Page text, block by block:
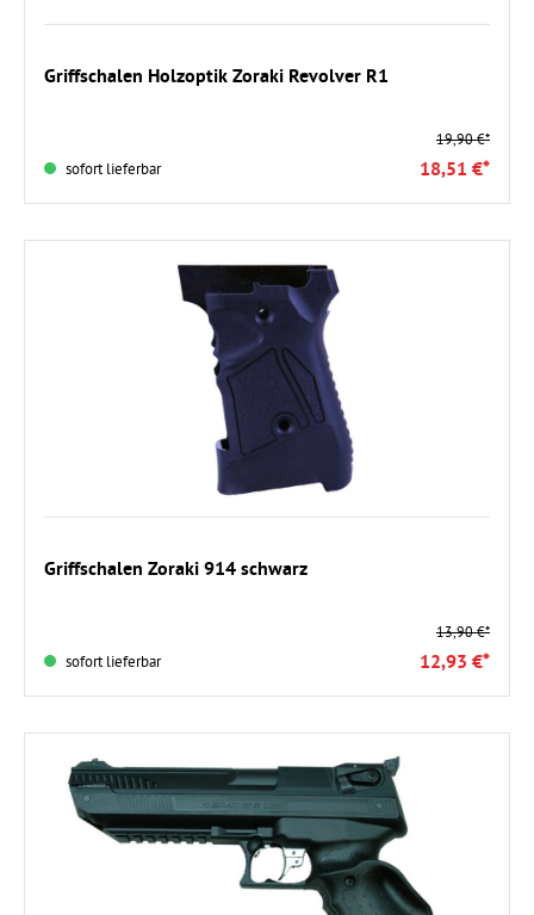
Griffschalen Holzoptik Zoraki Revolver R1
sofort lieferbar
19,90 €*
18,51 €*
Griffschalen Zoraki 914 schwarz
sofort lieferbar
13,90 €*
12,93 €*